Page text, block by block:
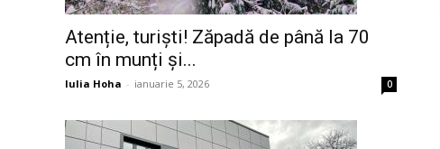
Atenție, turiști! Zăpadă de până la 70
cm în munți și...
Iulia Hoha - ianuarie 5, 2026 0